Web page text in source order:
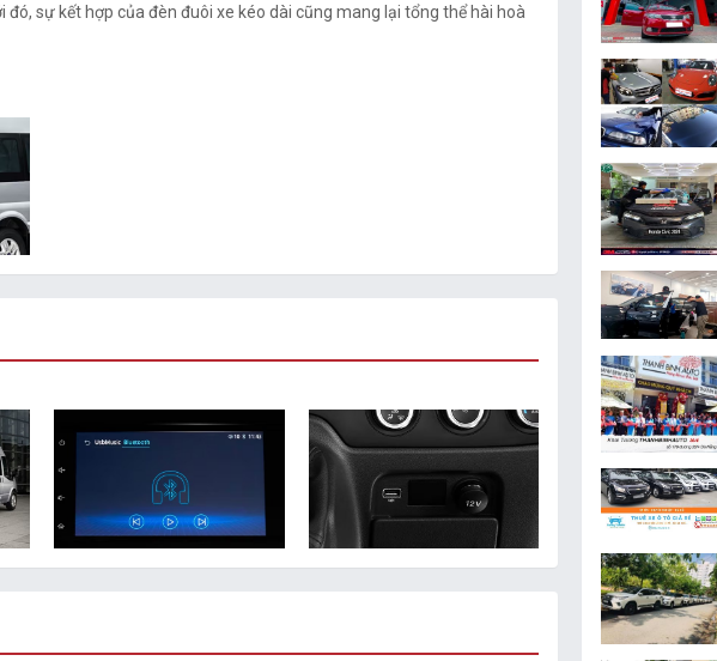
sự kết hợp của đèn đuôi xe kéo dài cũng mang lại tổng thể hài hoà